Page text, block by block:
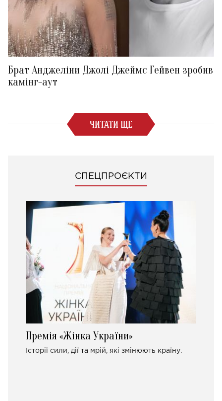
Брат Анджеліни Джолі Джеймс Гейвен зробив
камінг-аут
ЧИТАТИ ЩЕ
СПЕЦПРОЄКТИ
Премія «Жінка України»
Історії сили, дії та мрій, які змінюють країну.